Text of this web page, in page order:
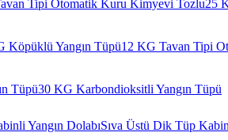
Tipi Otomatik Kuru Kimyevi Tozlu25
Köpüklü Yangın Tüpü12 KG Tavan Tipi
Tüpü30 KG Karbondioksitli Yangın Tüpü
Yangın DolabıSıva Üstü Dik Tüp